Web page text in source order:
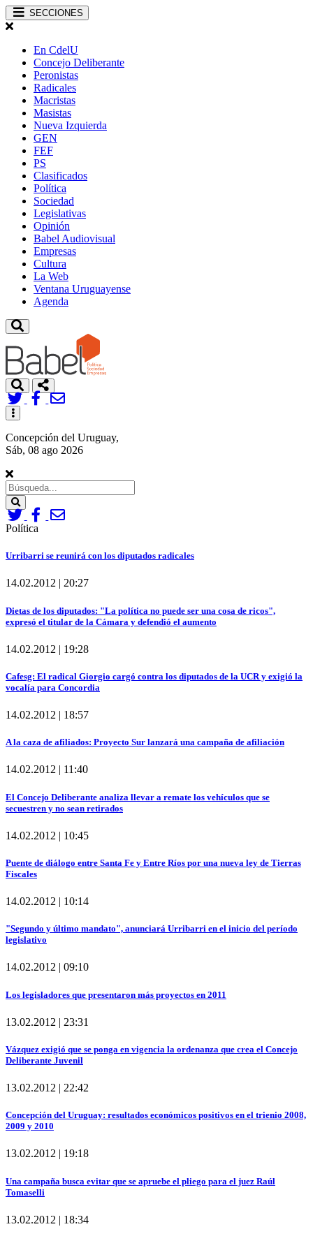
SECCIONES
En CdelU
Concejo Deliberante
Peronistas
Radicales
Macristas
Masistas
Nueva Izquierda
GEN
FEF
PS
Clasificados
Política
Sociedad
Legislativas
Opinión
Babel Audiovisual
Empresas
Cultura
La Web
Ventana Uruguayense
Agenda
Toggle
navigation
Concepción del Uruguay,
Sáb, 08 ago 2026
Search
Política
Urribarri se reunirá con los diputados radicales
14.02.2012 | 20:27
Dietas de los diputados: "La política no puede ser una cosa de ricos",
expresó el titular de la Cámara y defendió el aumento
14.02.2012 | 19:28
Cafesg: El radical Giorgio cargó contra los diputados de la UCR y exigió la
vocalía para Concordia
14.02.2012 | 18:57
A la caza de afiliados: Proyecto Sur lanzará una campaña de afiliación
14.02.2012 | 11:40
El Concejo Deliberante analiza llevar a remate los vehículos que se
secuestren y no sean retirados
14.02.2012 | 10:45
Puente de diálogo entre Santa Fe y Entre Ríos por una nueva ley de Tierras
Fiscales
14.02.2012 | 10:14
"Segundo y último mandato", anunciará Urribarri en el inicio del período
legislativo
14.02.2012 | 09:10
Los legisladores que presentaron más proyectos en 2011
13.02.2012 | 23:31
Vázquez exigió que se ponga en vigencia la ordenanza que crea el Concejo
Deliberante Juvenil
13.02.2012 | 22:42
Concepción del Uruguay: resultados económicos positivos en el trienio 2008,
2009 y 2010
13.02.2012 | 19:18
Una campaña busca evitar que se apruebe el pliego para el juez Raúl
Tomaselli
13.02.2012 | 18:34